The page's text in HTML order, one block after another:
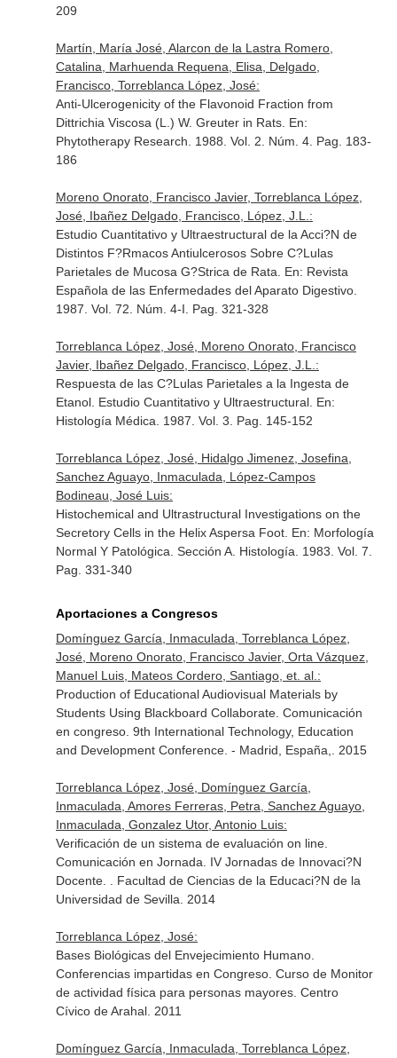
209
Martín, María José, Alarcon de la Lastra Romero,
Catalina, Marhuenda Requena, Elisa, Delgado,
Francisco, Torreblanca López, José:
Anti-Ulcerogenicity of the Flavonoid Fraction from
Dittrichia Viscosa (L.) W. Greuter in Rats. En:
Phytotherapy Research . 1988. Vol. 2. Núm. 4. Pag. 183-
186
Moreno Onorato, Francisco Javier, Torreblanca López,
José, Ibañez Delgado, Francisco, López, J.L.:
Estudio Cuantitativo y Ultraestructural de la Acci?N de
Distintos F?Rmacos Antiulcerosos Sobre C?Lulas
Parietales de Mucosa G?Strica de Rata. En: Revista
Española de las Enfermedades del Aparato Digestivo.
1987. Vol. 72. Núm. 4-I. Pag. 321-328
Torreblanca López, José, Moreno Onorato, Francisco
Javier, Ibañez Delgado, Francisco, López, J.L.:
Respuesta de las C?Lulas Parietales a la Ingesta de
Etanol. Estudio Cuantitativo y Ultraestructural. En:
Histología Médica . 1987. Vol. 3. Pag. 145-152
Torreblanca López, José, Hidalgo Jimenez, Josefina,
Sanchez Aguayo, Inmaculada, López-Campos
Bodineau, José Luis:
Histochemical and Ultrastructural Investigations on the
Secretory Cells in the Helix Aspersa Foot. En: Morfología
Normal Y Patológica. Sección A. Histología . 1983. Vol. 7.
Pag. 331-340
Aportaciones a Congresos
Domínguez García, Inmaculada, Torreblanca López,
José, Moreno Onorato, Francisco Javier, Orta Vázquez,
Manuel Luis, Mateos Cordero, Santiago, et. al.:
Production of Educational Audiovisual Materials by
Students Using Blackboard Collaborate. Comunicación
en congreso. 9th International Technology, Education
and Development Conference. - Madrid, España,. 2015
Torreblanca López, José, Domínguez García,
Inmaculada, Amores Ferreras, Petra, Sanchez Aguayo,
Inmaculada, Gonzalez Utor, Antonio Luis:
Verificación de un sistema de evaluación on line.
Comunicación en Jornada. IV Jornadas de Innovaci?N
Docente. . Facultad de Ciencias de la Educaci?N de la
Universidad de Sevilla. 2014
Torreblanca López, José:
Bases Biológicas del Envejecimiento Humano.
Conferencias impartidas en Congreso. Curso de Monitor
de actividad física para personas mayores. Centro
Cívico de Arahal. 2011
Domínguez García, Inmaculada, Torreblanca López,